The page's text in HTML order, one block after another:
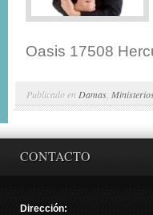
Oasis 17508
Publicado en Damas
CONTACTO
Dirección: